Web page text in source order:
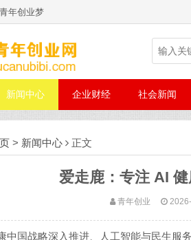
年创业梦
新闻中心 企业财经 社会新闻
> 新闻中心 正文
爱走鹿：专注 AI
青年创业
中国战略深入推进、人工智能与民生服